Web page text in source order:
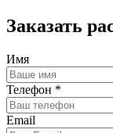
Заказать
Имя
Телефон *
Email